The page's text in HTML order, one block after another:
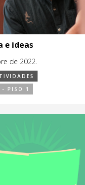
e ideas
de 2022.
- PISO 1